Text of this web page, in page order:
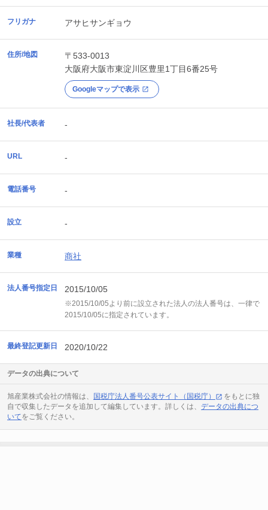
フリガナ アサヒサンギョウ
住所/地図
〒533-0013
大阪府大阪市東淀川区豊里1丁目6番25号
Googleマップで表示
社長/代表者 -
URL -
電話番号 -
設立 -
業種 商社
法人番号指定日 2015/10/05
※2015/10/05より前に設立された法人の法人番号は、一律で
2015/10/05に指定されています。
最終登記更新日 2020/10/22
データの出典について
旭産業株式会社の情報は、 国税庁法人番号公表サイト（国税庁）
をもとに独
自で収集したデータを追加して編集しています。詳しくは、 データの出典につ
いてをご覧ください。